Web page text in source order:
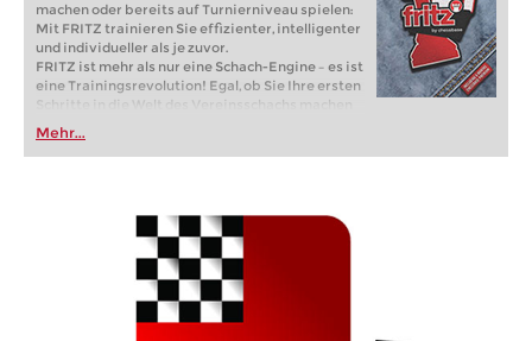
machen oder bereits auf Turnierniveau spielen:
Mit FRITZ trainieren Sie effizienter, intelligenter
und individueller als je zuvor.
FRITZ ist mehr als nur eine Schach-Engine – es ist
eine Trainingsrevolution! Egal, ob Sie Ihre ersten
Schritte in die Welt des Vereinsschachs machen
oder bereits auf Turnierniveau spielen: Mit
FRITZ trainieren Sie effizienter, intelligenter und
individueller als je zuvor.
Mehr...